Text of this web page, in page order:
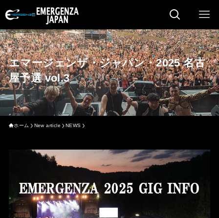
エマージェンザ・ジャパン・2025 名古
屋予選 vol.3
ホーム New article NEWS